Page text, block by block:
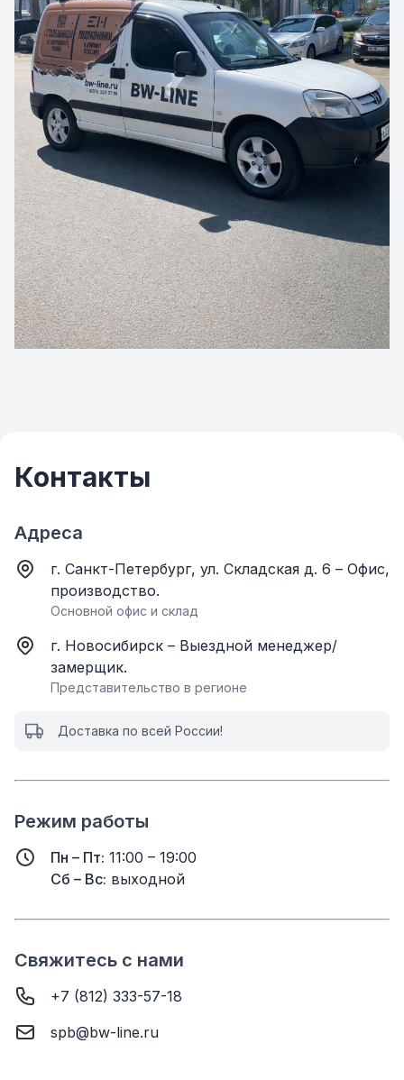
Контакты
Адреса
г. Санкт-Петербург, ул. Складская д. 6 – Офис,
производство.
Основной офис и склад
г. Новосибирск – Выездной менеджер/
замерщик.
Представительство в регионе
Доставка по всей России!
Режим работы
Пн – Пт: 11:00 – 19:00
Сб – Вс: выходной
Свяжитесь с нами
+7 (812) 333-57-18
spb@bw-line.ru